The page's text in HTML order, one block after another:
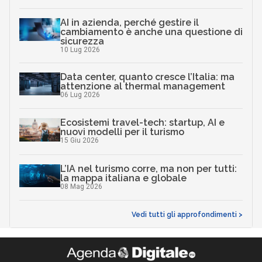
AI in azienda, perché gestire il
cambiamento è anche una questione di
sicurezza
10 Lug 2026
Data center, quanto cresce l’Italia: ma
attenzione al thermal management
06 Lug 2026
Ecosistemi travel-tech: startup, AI e
nuovi modelli per il turismo
15 Giu 2026
L’IA nel turismo corre, ma non per tutti:
la mappa italiana e globale
08 Mag 2026
Vedi tutti gli approfondimenti >